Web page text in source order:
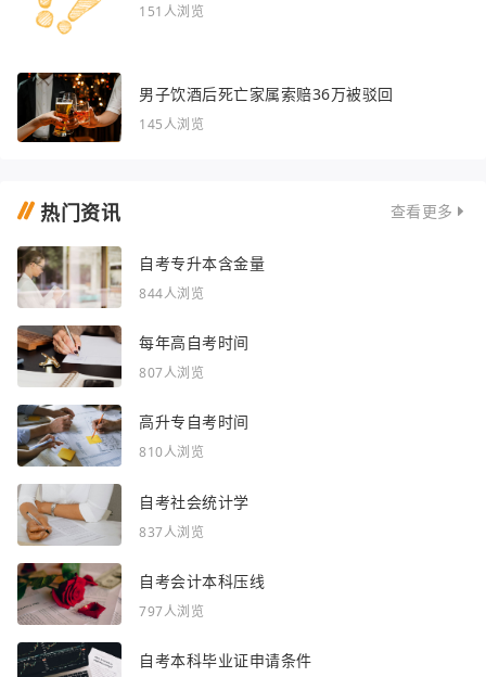
151人浏览
男子饮酒后死亡家属索赔36万被驳回
145人浏览
热门资讯 查看更多
自考专升本含金量
844人浏览
每年高自考时间
807人浏览
高升专自考时间
810人浏览
自考社会统计学
837人浏览
自考会计本科压线
797人浏览
自考本科毕业证申请条件